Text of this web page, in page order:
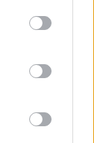
may click to
tags to
Google